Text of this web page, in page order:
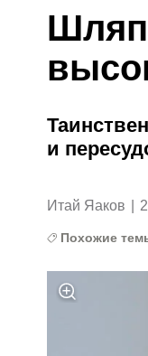
и
Итай Яаков
Похожие